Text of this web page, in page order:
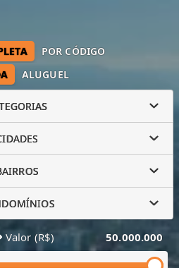
ALUGUEL
POR CÓDIGO
Valor (R$) 50.000.000